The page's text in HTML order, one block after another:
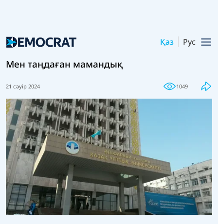
Қаз Рус
Мен таңдаған мамандық
21 сәуір 2024 1049